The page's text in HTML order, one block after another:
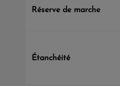
Réserve de marche
Étanchéité